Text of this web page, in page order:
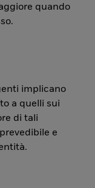
quando
implicano
a quelli sui
di tali
e